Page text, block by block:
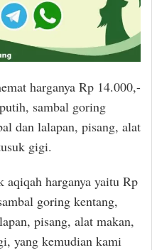
harganya Rp 14.000,-
sambal goring
dan lalapan, pisang, alat
gigi.
aqiqah harganya yaitu Rp
goring kentang,
pisang, alat makan,
yang kemudian kami